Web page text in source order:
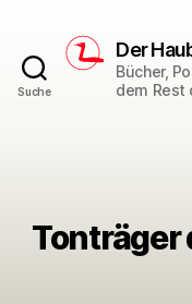
Suche
Der
Bücher,
dem Rest
Tonträger